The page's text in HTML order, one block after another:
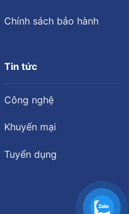
Chính sách bảo hành
Tin tức
Công nghệ
Khuyến mại
Tuyển dụng